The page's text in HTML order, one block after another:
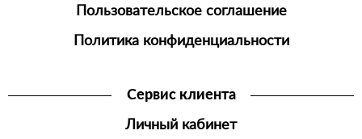
Пользовательское соглашение
Политика конфиденциальности
Сервис клиента
Личный кабинет